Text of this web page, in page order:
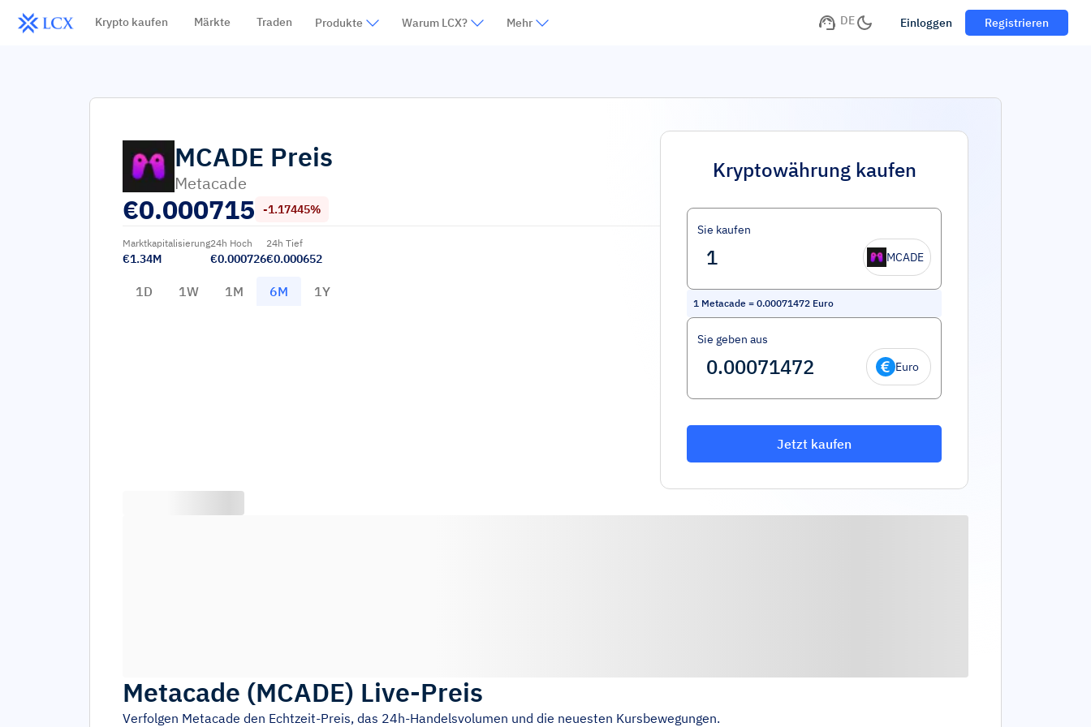
Krypto kaufen Märkte Traden Produkte Warum LCX? Mehr DE Einloggen Registrieren
MCADE Preis
Metacade
€0.000715 -1.17445%
Marktkapitalisierung
€1.34M
24h Hoch
€0.000726
24h Tief
€0.000652
1D 1W 1M 6M 1Y
Kryptowährung kaufen
Sie kaufen
MCADE
1 Metacade = 0.00071472 Euro
Sie geben aus
Euro
Jetzt kaufen
Metacade (MCADE) Live-Preis
Verfolgen Metacade den Echtzeit-Preis, das 24h-Handelsvolumen und die neuesten Kursbewegungen.